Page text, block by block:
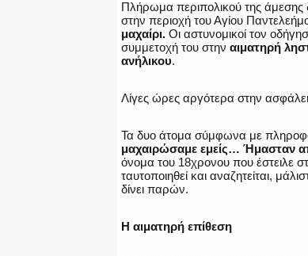
Πλήρωμα περιπολικού της
στην περιοχή του Αγίου
μαχαίρι. Οι αστυνομικοί τον
συμμετοχή του στην αιματηρή
ανήλικου.
Λίγες ώρες αργότερα στην
Τα δυο άτομα σύμφωνα με
μαχαιρώσαμε εμείς… Ήμασταν
όνομα του 18χρονου που έστειλε
ταυτοποιηθεί και αναζητείται,
δίνει παρών.
Η αιματηρή επίθεση